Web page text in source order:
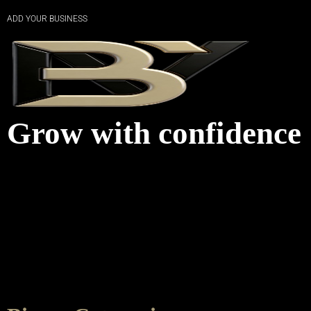
ADD YOUR BUSINESS
Grow with confidence